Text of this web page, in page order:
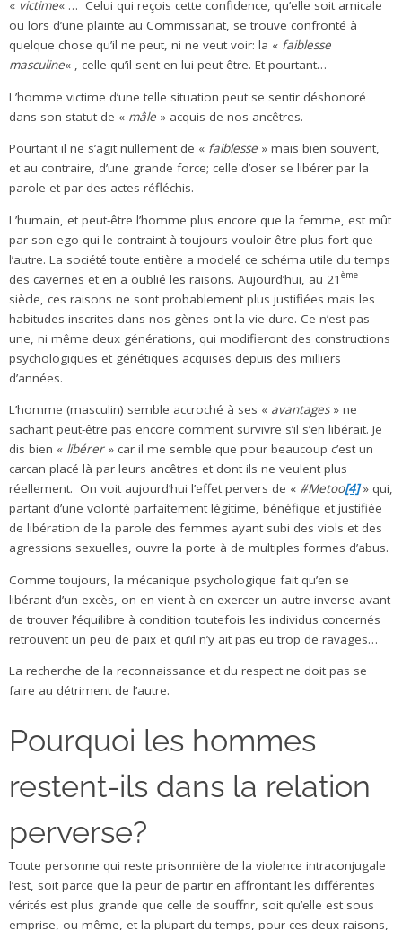
« victime« … Celui qui reçois cette confidence, qu’elle soit amicale
ou lors d’une plainte au Commissariat, se trouve confronté à
quelque chose qu’il ne peut, ni ne veut voir: la « faiblesse
masculine« , celle qu’il sent en lui peut-être. Et pourtant…
L’homme victime d’une telle situation peut se sentir déshonoré
dans son statut de « mâle » acquis de nos ancêtres.
Pourtant il ne s’agit nullement de « faiblesse » mais bien souvent,
et au contraire, d’une grande force; celle d’oser se libérer par la
parole et par des actes réfléchis.
L’humain, et peut-être l’homme plus encore que la femme, est mût
par son ego qui le contraint à toujours vouloir être plus fort que
l’autre. La société toute entière a modelé ce schéma utile du temps
des cavernes et en a oublié les raisons. Aujourd’hui, au 21 ème
siècle, ces raisons ne sont probablement plus justifiées mais les
habitudes inscrites dans nos gènes ont la vie dure. Ce n’est pas
une, ni même deux générations, qui modifieront des constructions
psychologiques et génétiques acquises depuis des milliers
d’années.
L’homme (masculin) semble accroché à ses « avantages» ne
sachant peut-être pas encore comment survivre s’il s’en libérait. Je
dis bien « libérer» car il me semble que pour beaucoup c’est un
carcan placé là par leurs ancêtres et dont ils ne veulent plus
réellement. On voit aujourd’hui l’effet pervers de « #Metoo[4]» qui,
partant d’une volonté parfaitement légitime, bénéfique et justifiée
de libération de la parole des femmes ayant subi des viols et des
agressions sexuelles, ouvre la porte à de multiples formes d’abus.
Comme toujours, la mécanique psychologique fait qu’en se
libérant d’un excès, on en vient à en exercer un autre inverse avant
de trouver l’équilibre à condition toutefois les individus concernés
retrouvent un peu de paix et qu’il n’y ait pas eu trop de ravages…
La recherche de la reconnaissance et du respect ne doit pas se
faire au détriment de l’autre.
Pourquoi les hommes
restent-ils dans la relation
perverse?
Toute personne qui reste prisonnière de la violence intraconjugale
l’est, soit parce que la peur de partir en affrontant les différentes
vérités est plus grande que celle de souffrir, soit qu’elle est sous
emprise, ou même, et la plupart du temps, pour ces deux raisons,